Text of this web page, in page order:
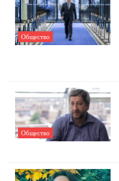
Общество
Общество